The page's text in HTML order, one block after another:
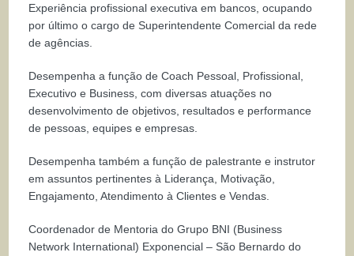
Experiência profissional executiva em bancos, ocupando
por último o cargo de Superintendente Comercial da rede
de agências.
Desempenha a função de Coach Pessoal, Profissional,
Executivo e Business, com diversas atuações no
desenvolvimento de objetivos, resultados e performance
de pessoas, equipes e empresas.
Desempenha também a função de palestrante e instrutor
em assuntos pertinentes à Liderança, Motivação,
Engajamento, Atendimento à Clientes e Vendas.
Coordenador de Mentoria do Grupo BNI (Business
Network International) Exponencial – São Bernardo do